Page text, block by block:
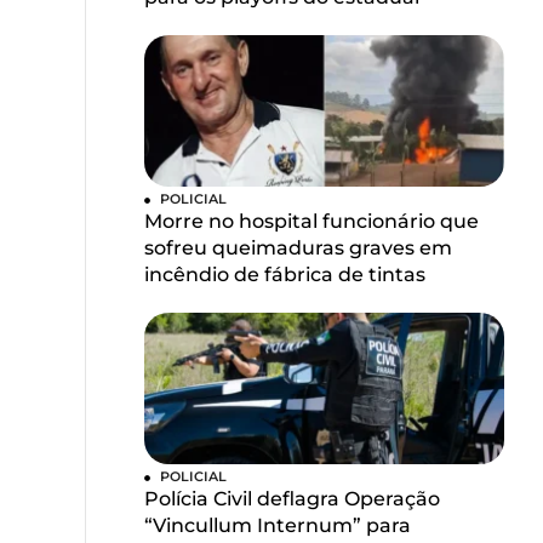
POLICIAL
Morre no hospital funcionário que
sofreu queimaduras graves em
incêndio de fábrica de tintas
POLICIAL
Polícia Civil deflagra Operação
“Vincullum Internum” para